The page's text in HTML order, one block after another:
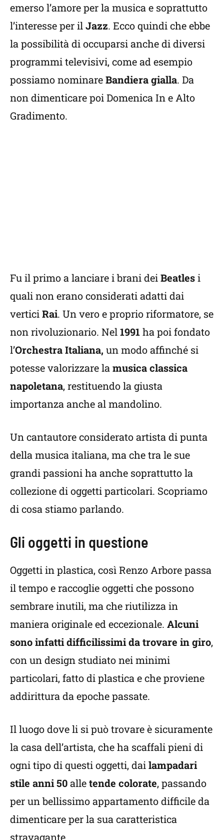
emerso l’amore per la musica e soprattutto
l’interesse per ilJazz. Ecco quindi che ebbe
la possibilità di occuparsi anche di diversi
programmi televisivi, come ad esempio
possiamo nominareBandiera gialla. Da
non dimenticare poi Domenica In e Alto
Gradimento.
Fu il primo a lanciare i brani deiBeatlesi
quali non erano considerati adatti dai
verticiRai. Un vero e proprio riformatore, se
non rivoluzionario. Nel1991ha poi fondato
l’Orchestra Italiana, un modo affinché si
potesse valorizzare la musica classica
napoletana, restituendo la giusta
importanza anche al mandolino.
Un cantautore considerato artista di punta
della musica italiana, ma che tra le sue
grandi passioni ha anche soprattutto la
collezione di oggetti particolari. Scopriamo
di cosa stiamo parlando.
Gli oggetti in questione
Oggetti in plastica, così Renzo Arbore passa
il tempo e raccoglie oggetti che possono
sembrare inutili, ma che riutilizza in
maniera originale ed eccezionale. Alcuni
sono infatti difficilissimi da trovare in giro,
con un design studiato nei minimi
particolari, fatto di plastica e che proviene
addirittura da epoche passate.
Il luogo dove li si può trovare è sicuramente
la casa dell’artista, che ha scaffali pieni di
ogni tipo di questi oggetti, dailampadari
stile anni 50alletende colorate, passando
per un bellissimo appartamento difficile da
dimenticare per la sua caratteristica
stravagante.